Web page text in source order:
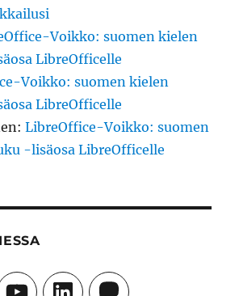
Voikko: suomen kielen
LibreOfficelle
Voikko: suomen kielen
LibreOfficelle
:LibreOffice-Voikko: suomen
-lisäosa LibreOfficelle
YouTubeLinkedInMastodon